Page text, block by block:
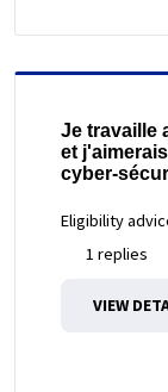
Je travaille
et
cyber-
Eligibility
1 replies
VIEW